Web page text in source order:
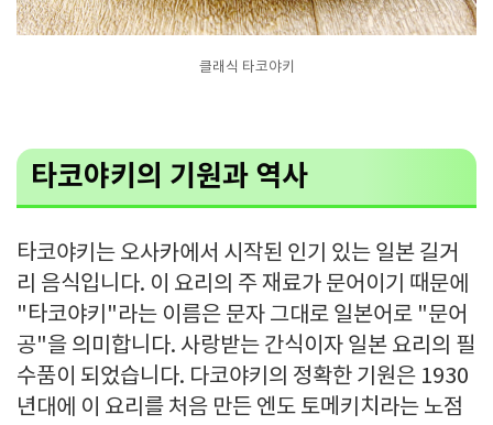
클래식 타코야키
타코야키의 기원과 역사
타코야키는 오사카에서 시작된 인기 있는 일본 길거
리 음식입니다. 이 요리의 주 재료가 문어이기 때문에
"타코야키"라는 이름은 문자 그대로 일본어로 "문어
공"을 의미합니다. 사랑받는 간식이자 일본 요리의 필
수품이 되었습니다. 다코야키의 정확한 기원은 1930
년대에 이 요리를 처음 만든 엔도 토메키치라는 노점